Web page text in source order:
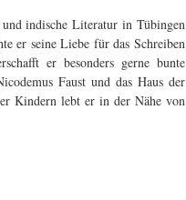
indische Literatur in Tübingen
er seine Liebe für das Schreiben
er besonders gerne bunte
Faust und das Haus der
Kindern lebt er in der Nähe von